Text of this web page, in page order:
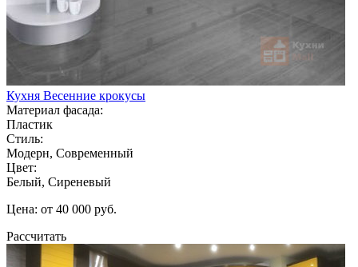
Кухня Весенние крокусы
Материал фасада:
Пластик
Стиль:
Модерн, Современный
Цвет:
Белый, Сиреневый
Цена: от 40 000 руб.
Рассчитать